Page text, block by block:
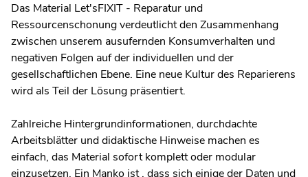
Das Material Let'sFIXIT - Reparatur und
Ressourcenschonung verdeutlicht den Zusammenhang
zwischen unserem ausufernden Konsumverhalten und
negativen Folgen auf der individuellen und der
gesellschaftlichen Ebene. Eine neue Kultur des Reparierens
wird als Teil der Lösung präsentiert.
Zahlreiche Hintergrundinformationen, durchdachte
Arbeitsblätter und didaktische Hinweise machen es
einfach, das Material sofort komplett oder modular
einzusetzen. Ein Manko ist , dass sich einige der Daten und